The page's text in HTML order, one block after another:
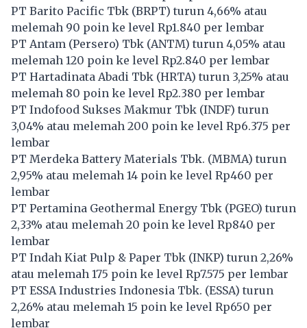
PT Barito Pacific Tbk (BRPT) turun 4,66% atau
melemah 90 poin ke level Rp1.840 per lembar
PT Antam (Persero) Tbk (ANTM) turun 4,05% atau
melemah 120 poin ke level Rp2.840 per lembar
PT Hartadinata Abadi Tbk (HRTA) turun 3,25% atau
melemah 80 poin ke level Rp2.380 per lembar
PT Indofood Sukses Makmur Tbk (INDF) turun
3,04% atau melemah 200 poin ke level Rp6.375 per
lembar
PT Merdeka Battery Materials Tbk. (MBMA) turun
2,95% atau melemah 14 poin ke level Rp460 per
lembar
PT Pertamina Geothermal Energy Tbk (PGEO) turun
2,33% atau melemah 20 poin ke level Rp840 per
lembar
PT Indah Kiat Pulp & Paper Tbk (INKP) turun 2,26%
atau melemah 175 poin ke level Rp7.575 per lembar
PT ESSA Industries Indonesia Tbk. (ESSA) turun
2,26% atau melemah 15 poin ke level Rp650 per
lembar